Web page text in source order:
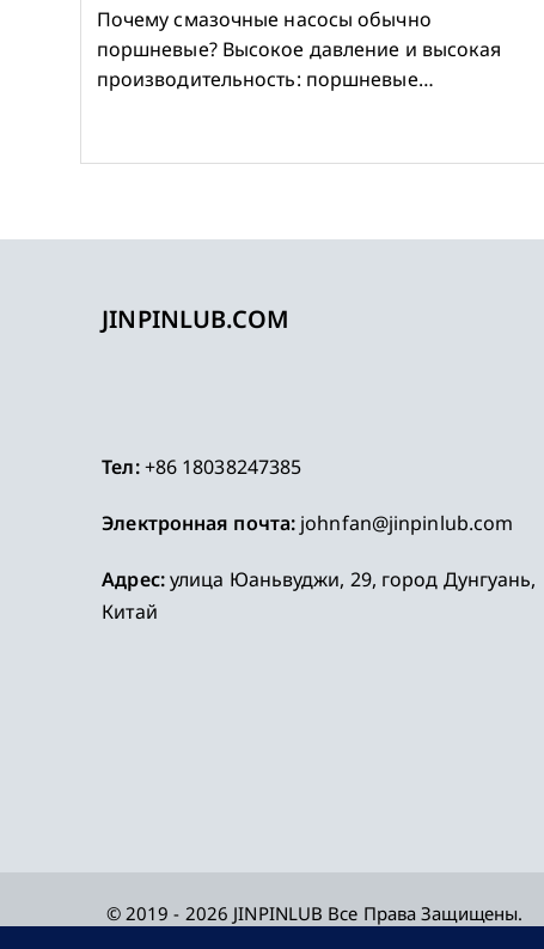
Почему смазочные насосы обычно
поршневые? Высокое давление и высокая
производительность: поршневые…
JINPINLUB.COM
Тел:+86 18038247385
Электронная почта: johnfan@jinpinlub.com
Адрес:улица Юаньвуджи, 29, город Дунгуань,
Китай
© 2019 - 2026 JINPINLUB Все Права Защищены.